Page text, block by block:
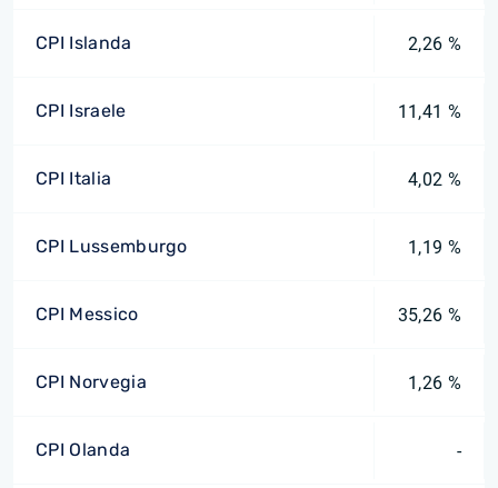
CPI Islanda 2,26 %
CPI Israele 11,41 %
CPI Italia 4,02 %
CPI Lussemburgo 1,19 %
CPI Messico 35,26 %
CPI Norvegia 1,26 %
CPI Olanda -